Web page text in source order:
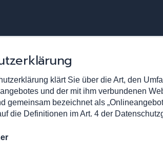
klärt Sie über die Art, den
und der mit ihm verbundenen
gemeinsam bezeichnet als
die Definitionen im Art. 4 der